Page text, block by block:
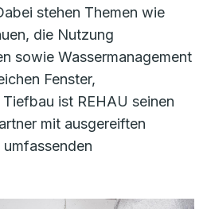
stehen Themen wie
die Nutzung
sowie Wassermanagement
Fenster,
ist REHAU seinen
mit ausgereiften